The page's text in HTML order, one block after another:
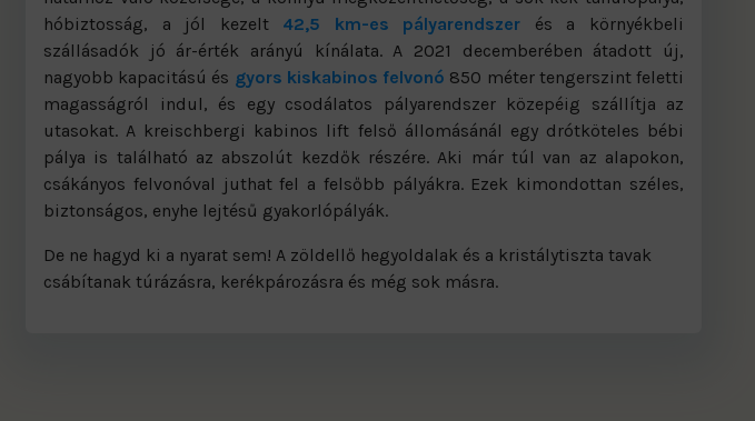
hóbiztosság, a jól kezelt 42,5 km-es pályarendszer és a környékbeli
szállásadók jó ár-érték arányú kínálata. A 2021 decemberében átadott új,
nagyobb kapacitású és gyors kiskabinos felvonó 850 méter tengerszint feletti
magasságról indul, és egy csodálatos pályarendszer közepéig szállítja az
utasokat. A kreischbergi kabinos lift felső állomásánál egy drótköteles bébi
pálya is található az abszolút kezdők részére. Aki már túl van az alapokon,
csákányos felvonóval juthat fel a felsőbb pályákra. Ezek kimondottan széles,
biztonságos, enyhe lejtésű gyakorlópályák.
De ne hagyd ki a nyarat sem! A zöldellő hegyoldalak és a kristálytiszta tavak
csábítanak túrázásra, kerékpározásra és még sok másra.